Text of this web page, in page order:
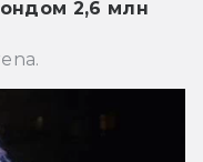
2,6 млн